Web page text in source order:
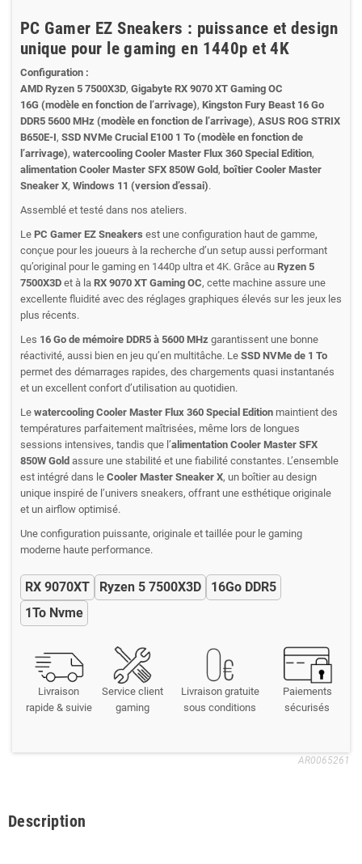
PC Gamer EZ Sneakers : puissance et design
unique pour le gaming en 1440p et 4K
Configuration :
AMD Ryzen 5 7500X3D, Gigabyte RX 9070 XT Gaming OC
16G (modèle en fonction de l’arrivage), Kingston Fury Beast 16 Go
DDR5 5600 MHz (modèle en fonction de l’arrivage), ASUS ROG STRIX
B650E-I, SSD NVMe Crucial E100 1 To (modèle en fonction de
l’arrivage), watercooling Cooler Master Flux 360 Special Edition,
alimentation Cooler Master SFX 850W Gold, boîtier Cooler Master
Sneaker X, Windows 11 (version d’essai).
Assemblé et testé dans nos ateliers.
Le PC Gamer EZ Sneakers est une configuration haut de gamme,
conçue pour les joueurs à la recherche d’un setup aussi performant
qu’original pour le gaming en 1440p ultra et 4K. Grâce au Ryzen 5
7500X3D et à la RX 9070 XT Gaming OC, cette machine assure une
excellente fluidité avec des réglages graphiques élevés sur les jeux les
plus récents.
Les 16 Go de mémoire DDR5 à 5600 MHz garantissent une bonne
réactivité, aussi bien en jeu qu’en multitâche. Le SSD NVMe de 1 To
permet des démarrages rapides, des chargements quasi instantanés
et un excellent confort d’utilisation au quotidien.
Le watercooling Cooler Master Flux 360 Special Edition maintient des
températures parfaitement maîtrisées, même lors de longues
sessions intensives, tandis que l’alimentation Cooler Master SFX
850W Gold assure une stabilité et une fiabilité constantes. L’ensemble
est intégré dans le Cooler Master Sneaker X, un boîtier au design
unique inspiré de l’univers sneakers, offrant une esthétique originale
et un airflow optimisé.
Une configuration puissante, originale et taillée pour le gaming
moderne haute performance.
RX 9070XT Ryzen 5 7500X3D
16Go DDR5
1To Nvme
Livraison
rapide & suivie
Service client
gaming
Livraison gratuite
sous conditions
Paiements
sécurisés
AR0065261
Description